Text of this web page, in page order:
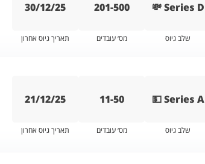
💸 Series D
שלב גיוס
201-500
מס׳ עובדים
30/12/25
תאריך גיוס אחרון
💵 Series A
שלב גיוס
11-50
מס׳ עובדים
21/12/25
תאריך גיוס אחרון